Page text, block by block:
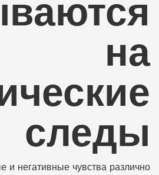
на
следы
и негативные чувства различно